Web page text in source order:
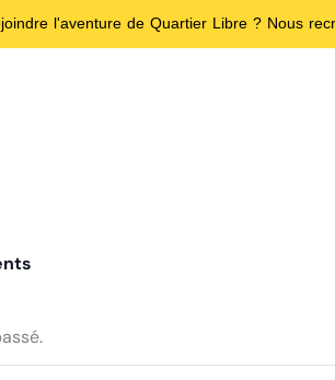
l'aventure de Quartier Libre ? Nous